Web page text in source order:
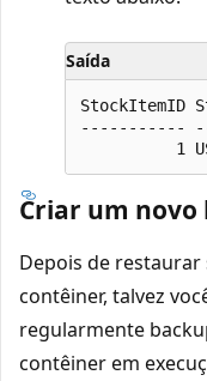
Saída
StockItemID
-----------
Criar um novo
Depois de
contêiner, talvez
regularmente
contêiner em